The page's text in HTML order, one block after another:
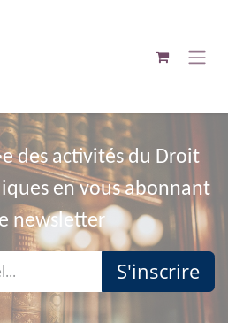
des activités du Droit
en vous abonnant
newsletter
S'inscrire